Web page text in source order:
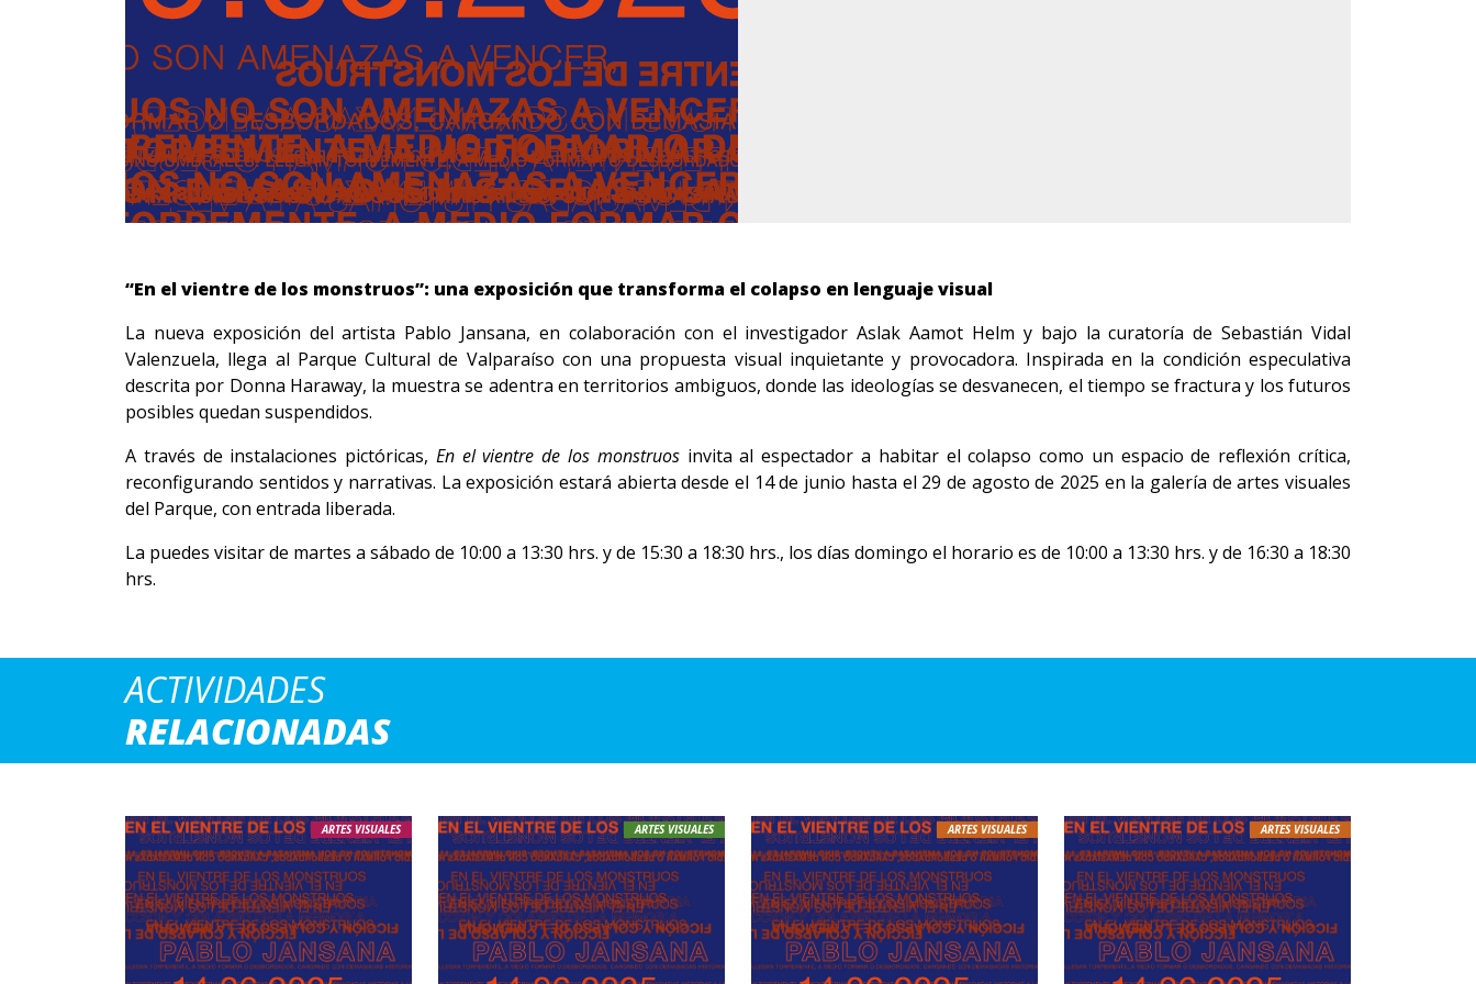
“En el vientre de los monstruos”: una exposición que transforma el colapso en lenguaje visual
La nueva exposición del artista Pablo Jansana, en colaboración con el investigador Aslak Aamot Helm y bajo la curatoría de Sebastián Vidal
Valenzuela, llega al Parque Cultural de Valparaíso con una propuesta visual inquietante y provocadora. Inspirada en la condición especulativa
descrita por Donna Haraway, la muestra se adentra en territorios ambiguos, donde las ideologías se desvanecen, el tiempo se fractura y los futuros
posibles quedan suspendidos.
A través de instalaciones pictóricas, En el vientre de los monstruosinvita al espectador a habitar el colapso como un espacio de reflexión crítica,
reconfigurando sentidos y narrativas. La exposición estará abierta desde el 14 de junio hasta el 29 de agosto de 2025 en la galería de artes visuales
del Parque, con entrada liberada.
La puedes visitar de martes a sábado de 10:00 a 13:30 hrs. y de 15:30 a 18:30 hrs., los días domingo el horario es de 10:00 a 13:30 hrs. y de 16:30 a 18:30
hrs.
ACTIVIDADES
RELACIONADAS
ARTES VISUALES ARTES VISUALES ARTES VISUALES ARTES VISUALES